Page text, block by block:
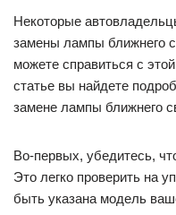
Некоторые
замены лампы ближнего
можете справиться с
статье вы найдете
замене лампы ближнего
Во-первых, убедитесь,
Это легко проверить на
быть указана модель